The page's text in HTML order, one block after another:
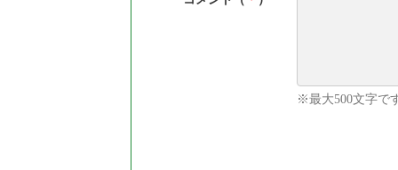
※最大500文字で